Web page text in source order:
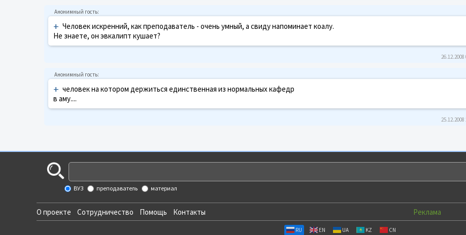
+ Человек искренний, как преподаватель - очень умный, а свиду напоминает коалу.
Не знаете, он эвкалипт кушает?
26.12.2008
+ человек на котором держиться единственная из нормальных кафедр
в аму....
25.12.2008
ВУЗ преподаватель материал
О проекте Сотрудничество Помощь Контакты Реклама
RU EN UA KZ CN